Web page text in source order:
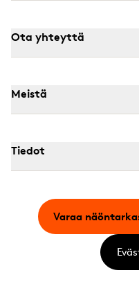
Ota yhteyttä
Meistä
Tiedot
Varaa